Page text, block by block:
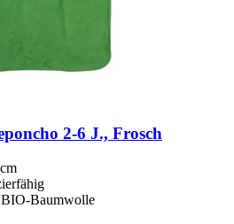
2-​6 J., Frosch
BIO-Baumwolle